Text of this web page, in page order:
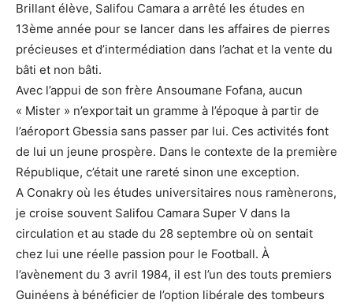
Brillant élève, Salifou Camara a arrêté les études en
13ème année pour se lancer dans les affaires de pierres
précieuses et d’intermédiation dans l’achat et la vente du
bâti et non bâti.
Avec l’appui de son frère Ansoumane Fofana, aucun
« Mister » n’exportait un gramme à l’époque à partir de
l’aéroport Gbessia sans passer par lui. Ces activités font
de lui un jeune prospère. Dans le contexte de la première
République, c’était une rareté sinon une exception.
A Conakry où les études universitaires nous ramènerons,
je croise souvent Salifou Camara Super V dans la
circulation et au stade du 28 septembre où on sentait
chez lui une réelle passion pour le Football. À
l’avènement du 3 avril 1984, il est l’un des touts premiers
Guinéens à bénéficier de l’option libérale des tombeurs